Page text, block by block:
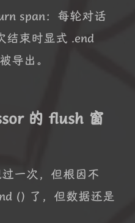
span：每轮对话
结束时显式 .end
导出。
的 flush 窗
一次，但根因不
() 了，但数据还是